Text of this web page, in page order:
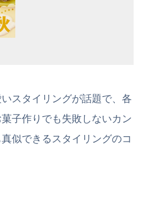
スタイリングが話題で、各
子作りでも失敗しないカン
似できるスタイリングのコ